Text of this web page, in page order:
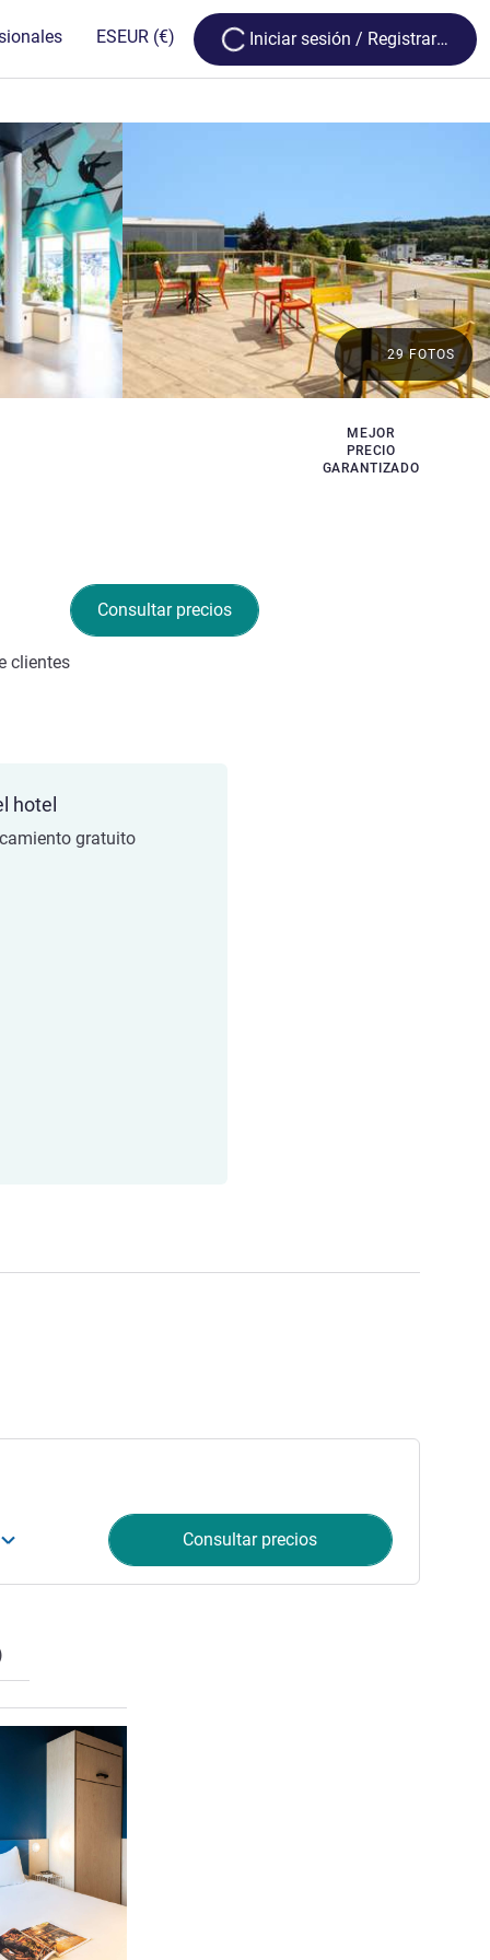
ESEUR (€) Loading...
Iniciar sesión / Registrarse
MEJOR
PRECIO
GARANTIZADO
29 FOTOS
Consultar precios
clientes
hotel
gratuito
Consultar precios